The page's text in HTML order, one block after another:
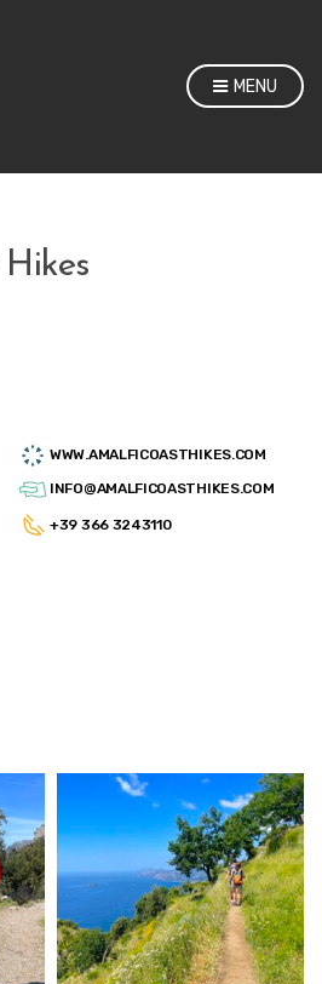
MENU
WWW.AMALFICOASTHIKES.COM
INFO@AMALFICOASTHIKES.COM
+39 366 3243110